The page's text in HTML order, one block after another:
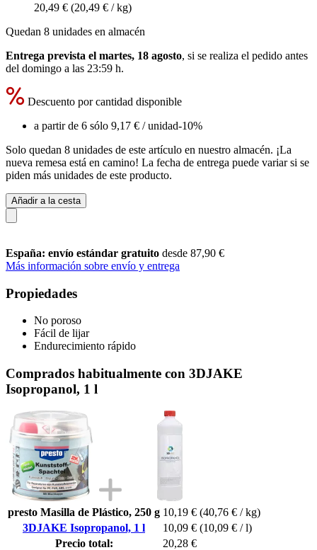
20,49 € (20,49 € / kg)
Quedan 8 unidades en almacén
Entrega prevista el martes, 18 agosto, si se realiza el pedido antes
del domingo a las 23:59 h.
Descuento por cantidad disponible
a partir de 6 sólo 9,17 € / unidad-10%
Solo quedan 8 unidades de este artículo en nuestro almacén. ¡La
nueva remesa está en camino! La fecha de entrega puede variar si se
piden más unidades de este producto.
Añadir a la cesta
España: envío estándar gratuito desde 87,90 €
Más información sobre envío y entrega
Propiedades
No poroso
Fácil de lijar
Endurecimiento rápido
Comprados habitualmente con 3DJAKE
Isopropanol, 1 l
presto Masilla de Plástico, 250 g 10,19 € (40,76 € / kg)
3DJAKE Isopropanol, 1 l
10,09 € (10,09 € / l)
Precio total:
20,28 €